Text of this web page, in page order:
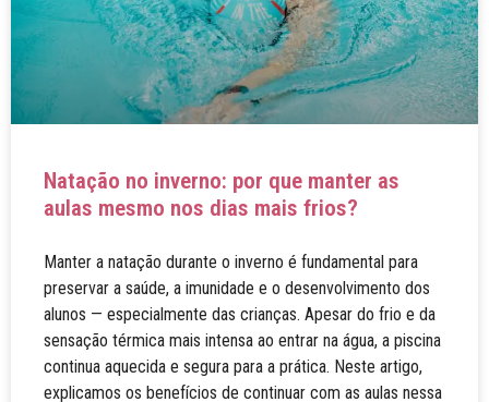
Natação no inverno: por que manter as
aulas mesmo nos dias mais frios?
Manter a natação durante o inverno é fundamental para
preservar a saúde, a imunidade e o desenvolvimento dos
alunos — especialmente das crianças. Apesar do frio e da
sensação térmica mais intensa ao entrar na água, a piscina
continua aquecida e segura para a prática. Neste artigo,
explicamos os benefícios de continuar com as aulas nessa